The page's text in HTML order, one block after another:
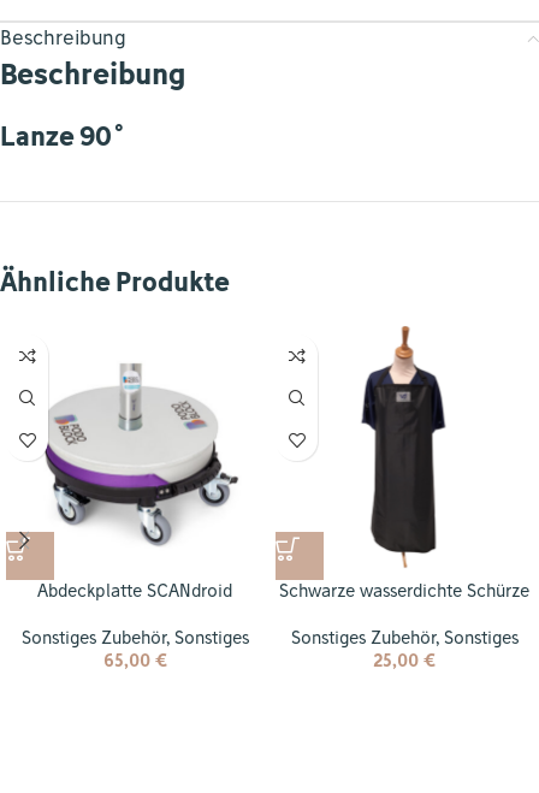
Beschreibung
Beschreibung
Lanze 90˚
Ähnliche Produkte
Abdeckplatte SCANdroid
Sonstiges Zubehör, Sonstiges
65,00 €
Schwarze wasserdichte Schürze
Sonstiges Zubehör, Sonstiges
25,00 €